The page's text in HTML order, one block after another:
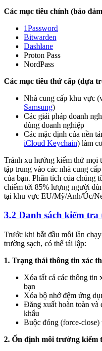
Các mục tiêu chính (bảo
1Password
Bitwarden
Dashlane
Proton Pass
NordPass
Các mục tiêu thứ cấp (dựa
Nhà cung cấp khu vực
Samsung)
Các giải pháp doanh
dùng doanh nghiệp
Các mặc định của nền
iCloud Keychain) làm
Tránh xu hướng kiểm thử mọi
tập trung vào các nhà cung
của bạn. Phân tích của chúng
chiếm tới 85% lượng người
tại khu vực EU/Mỹ/Anh/Úc/
3.2 Danh sách kiểm
Trước khi bắt đầu mỗi lần
trường sạch, có thể tái lập:
1. Trạng thái thông tin xác
Xóa tất cả các thông tin
bạn
Xóa bộ nhớ đệm ứng
Đăng xuất hoàn toàn và
khẩu
Buộc đóng (force-
2. Ổn định môi trường kiểm